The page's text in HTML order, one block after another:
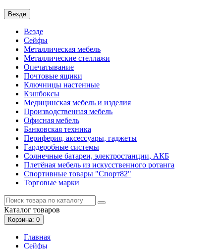
Везде
Везде
Сейфы
Металлическая мебель
Металлические стеллажи
Опечатывание
Почтовые ящики
Ключницы настенные
Кэшбоксы
Медицинская мебель и изделия
Производственная мебель
Офисная мебель
Банковская техника
Периферия, аксессуары, гаджеты
Гардеробные системы
Солнечные батареи, электростанции, АКБ
Плетёная мебель из искусственного ротанга
Спортивные товары "Спорт82"
Торговые марки
Каталог товаров
Корзина: 0
Главная
Сейфы